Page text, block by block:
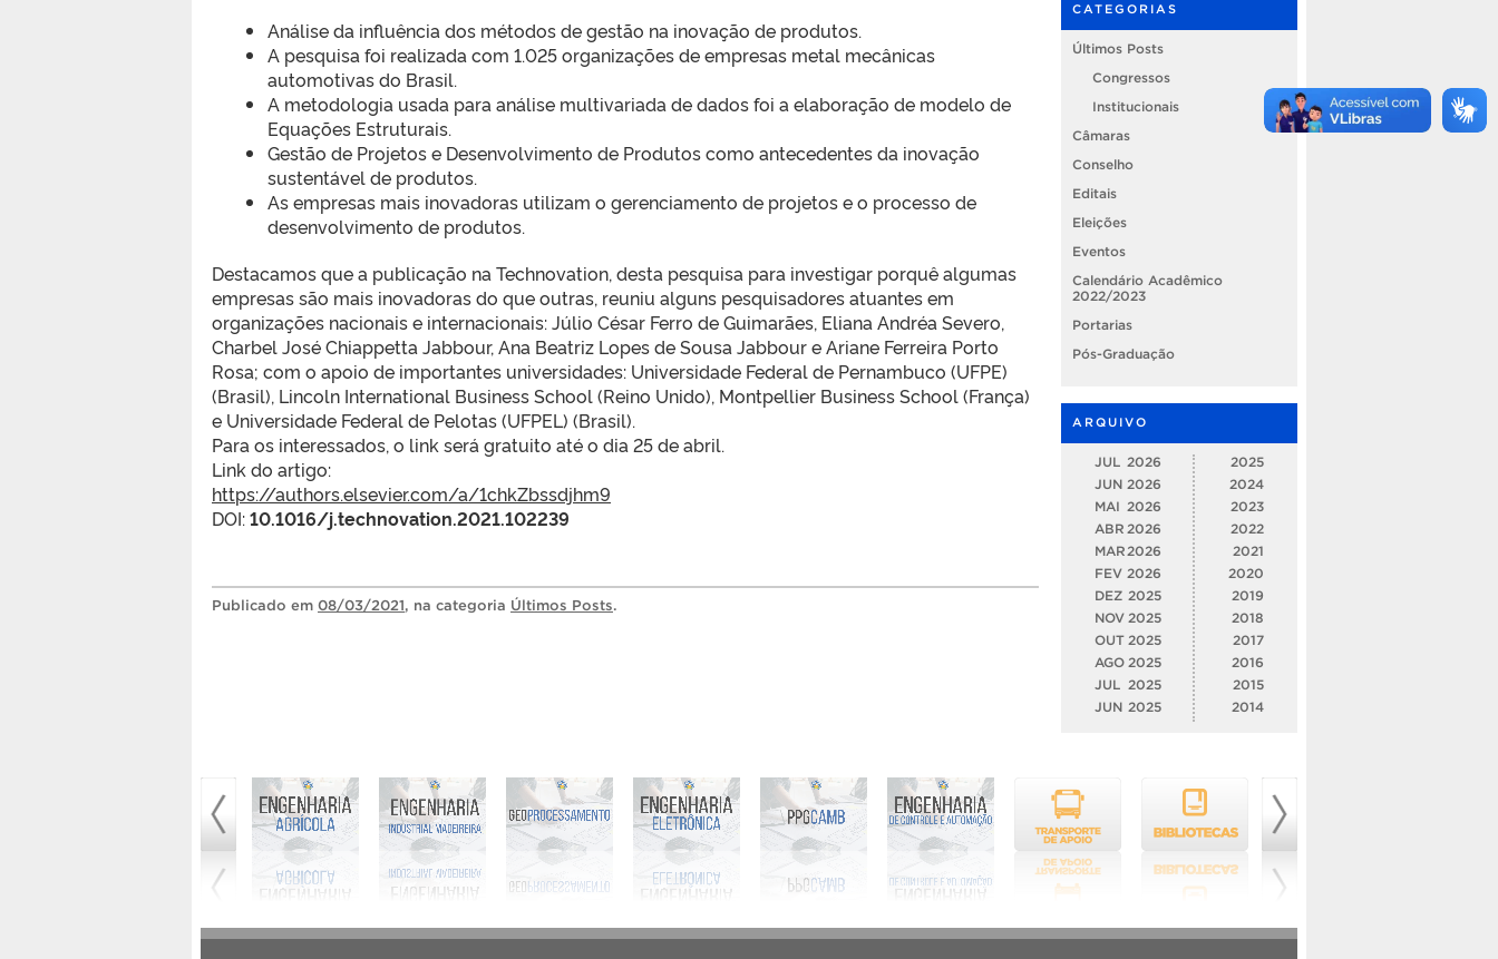
Análise da influência dos métodos de gestão na inovação de produtos.
A pesquisa foi realizada com 1.025 organizações de empresas metal mecânicas
automotivas do Brasil.
A metodologia usada para análise multivariada de dados foi a elaboração de modelo de
Equações Estruturais.
Gestão de Projetos e Desenvolvimento de Produtos como antecedentes da inovação
sustentável de produtos.
As empresas mais inovadoras utilizam o gerenciamento de projetos e o processo de
desenvolvimento de produtos.
Destacamos que a publicação na Technovation, desta pesquisa para investigar porquê algumas
empresas são mais inovadoras do que outras, reuniu alguns pesquisadores atuantes em
organizações nacionais e internacionais: Júlio César Ferro de Guimarães, Eliana Andréa Severo,
Charbel José Chiappetta Jabbour, Ana Beatriz Lopes de Sousa Jabbour e Ariane Ferreira Porto
Rosa; com o apoio de importantes universidades: Universidade Federal de Pernambuco (UFPE)
(Brasil), Lincoln International Business School (Reino Unido), Montpellier Business School (França)
e Universidade Federal de Pelotas (UFPEL) (Brasil).
Para os interessados, o link será gratuito até o dia 25 de abril.
Link do artigo:
https://authors.elsevier.com/a/1chkZbssdjhm9
DOI:10.1016/j.technovation.2021.102239
Publicado em 08/03/2021, na categoria Últimos Posts.
CATEGORIAS
Últimos Posts
Congressos
Institucionais
Câmaras
Conselho
Editais
Eleições
Eventos
Calendário Acadêmico
2022/2023
Portarias
Pós-Graduação
ARQUIVO
JUL 2026
JUN 2026
MAI
2026
ABR 2026
MAR 2026
FEV 2026
DEZ 2025
NOV 2025
OUT 2025
AGO 2025
JUL
2025
JUN 2025
2025
2024
2023
2022
2021
2020
2019
2018
2017
2016
2015
2014